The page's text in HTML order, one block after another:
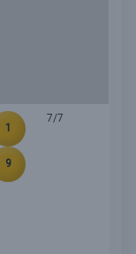
1
9
7/7